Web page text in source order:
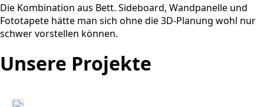
Die Kombination aus Bett. Sideboard, Wandpanelle und
Fototapete hätte man sich ohne die 3D-Planung wohl nur
schwer vorstellen können.
Unsere Projekte